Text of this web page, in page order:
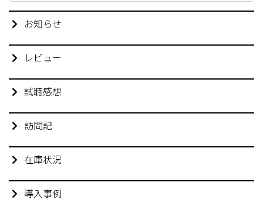
お知らせ
レビュー
試聴感想
訪問記
在庫状況
導入事例